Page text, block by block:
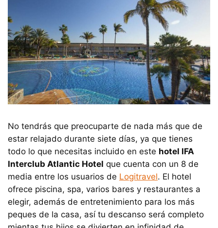
No tendrás que preocuparte de nada más que de
estar relajado durante siete días, ya que tienes
todo lo que necesitas incluido en este hotel IFA
Interclub Atlantic Hotel que cuenta con un 8 de
media entre los usuarios de Logitravel. El hotel
ofrece piscina, spa, varios bares y restaurantes a
elegir, además de entretenimiento para los más
peques de la casa, así tu descanso será completo